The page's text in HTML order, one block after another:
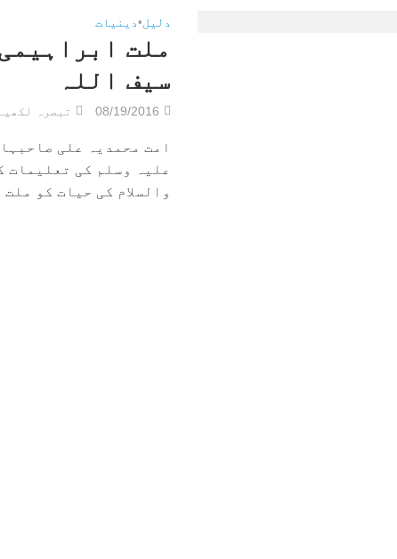
دلیل•دینیات
ملت
سیف اللہ
08/19/2016 تبصرہ
امت محمدیہ علی
علیہ وسلم کی تعلیمات
والسلام کی حیات کو